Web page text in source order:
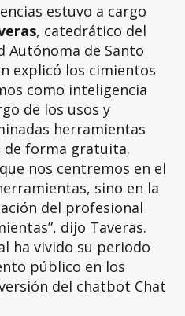
estuvo a cargo
, catedrático del
Autónoma de Santo
explicó los cimientos
como inteligencia
de los usos y
herramientas
de forma gratuita.
nos centremos en el
sino en la
del profesional
dijo Taveras.
ha vivido su periodo
público en los
del chatbot Chat